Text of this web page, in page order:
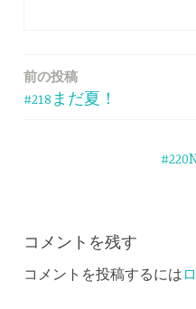
投
ー
シ
前の投稿
#218まだ夏！
コメントを残す
コメントを投稿するには